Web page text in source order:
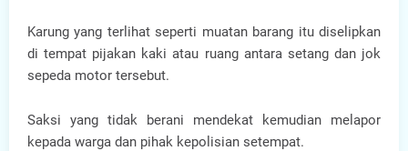
Karung yang terlihat seperti muatan barang itu diselipkan
di tempat pijakan kaki atau ruang antara setang dan jok
sepeda motor tersebut.
Saksi yang tidak berani mendekat kemudian melapor
kepada warga dan pihak kepolisian setempat.